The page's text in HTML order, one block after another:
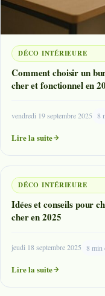
DÉCO INTÉRIEURE
Comment choisir un
cher et fonctionnel en
vendredi 19 septembre 2025 8
Lire la suite
DÉCO INTÉRIEURE
Idées et conseils pour
cher en 2025
jeudi 18 septembre 2025 8 min
Lire la suite